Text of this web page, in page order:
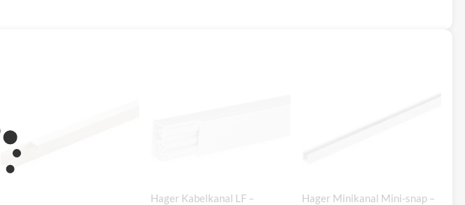
Hager Kabelkanal LF –
Hager Minikanal Mini-snap –